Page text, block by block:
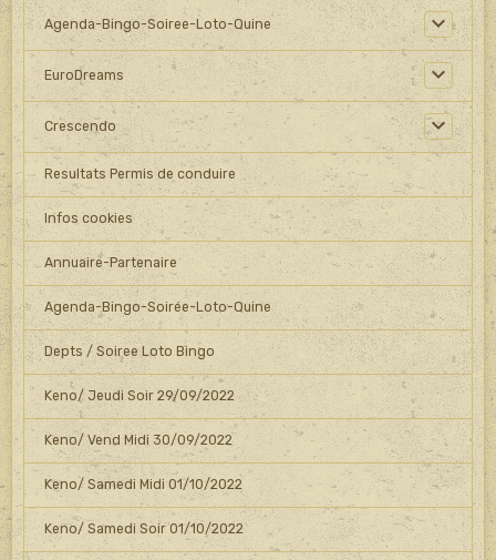
Agenda-Bingo-Soiree-Loto-Quine
EuroDreams
Crescendo
Resultats Permis de conduire
Infos cookies
Annuaire-Partenaire
Agenda-Bingo-Soirée-Loto-Quine
Depts / Soiree Loto Bingo
Keno/ Jeudi Soir 29/09/2022
Keno/ Vend Midi 30/09/2022
Keno/ Samedi Midi 01/10/2022
Keno/ Samedi Soir 01/10/2022